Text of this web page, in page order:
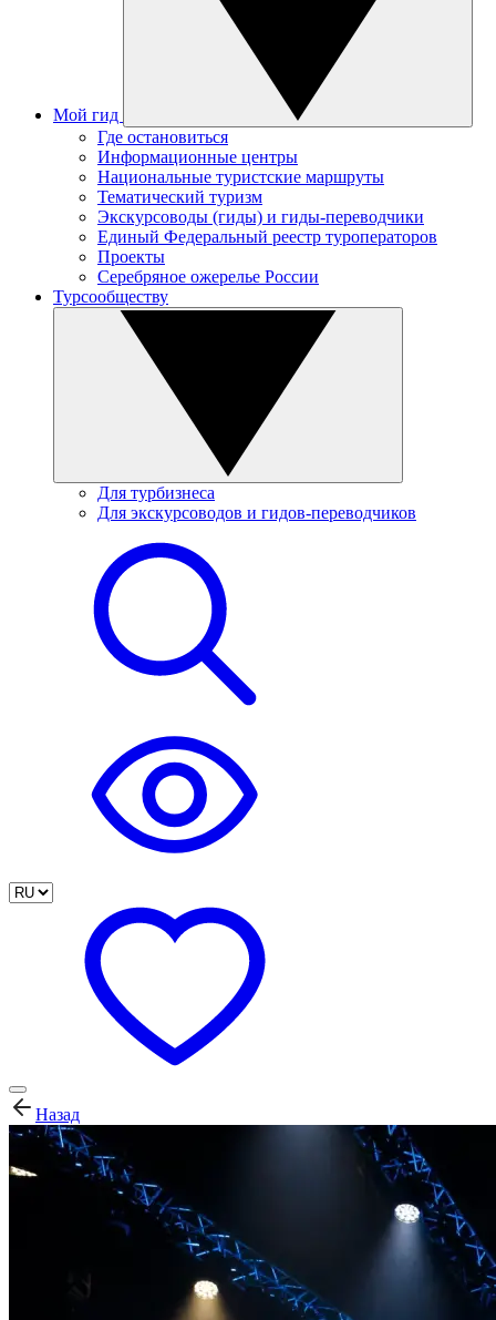
Мой гид
Где остановиться
Информационные центры
Национальные туристские маршруты
Тематический туризм
Экскурсоводы (гиды) и гиды-переводчики
Единый Федеральный реестр туроператоров
Проекты
Серебряное ожерелье России
Турсообществу
Для турбизнеса
Для экскурсоводов и гидов-переводчиков
Назад